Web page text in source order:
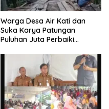
Warga Desa Air Kati dan
Suka Karya Patungan
Puluhan Juta Perbaiki